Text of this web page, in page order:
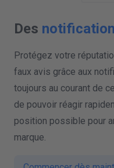
Des
Protégez votre
faux avis grâce aux
toujours au courant de
de pouvoir réagir
position possible pour
marque.